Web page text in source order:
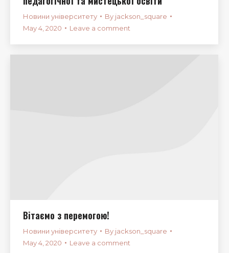
Новини університету By jackson_square
May 4, 2020
Leave a comment
Вітаємо з перемогою!
Новини університету By jackson_square
May 4, 2020
Leave a comment